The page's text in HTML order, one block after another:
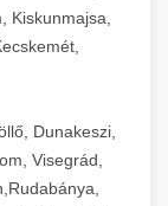
nagy
tisztítási
+
reszelési
+
Kiskunmajsa,
Dunakeszi,
Visegrád,